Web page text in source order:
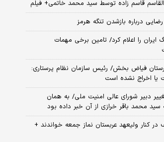
قاسم زاده توسط سید محمد خاتمی+ فیلم
درباره بازشدن تنگه هرمز
ایران را اعلام کرد/ تامین برخی مهمات
فیاض بخش/ رئیس سازمان نظام پرستاری:
یا اخراج نشده است
دبیر شورای عالی امنیت ملی/ به همان
سید محمد باقر خرازی از آن خبر داده بود
در کنار ولیعهد عربستان نماز جمعه خواندند +